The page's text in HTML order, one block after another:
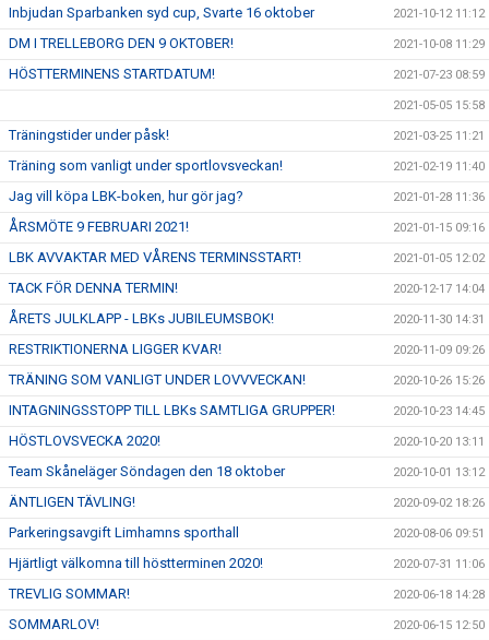
Inbjudan Sparbanken syd cup, Svarte 16 oktober 2021-10-12 11:12
DM I TRELLEBORG DEN 9 OKTOBER! 2021-10-08 11:29
HÖSTTERMINENS STARTDATUM! 2021-07-23 08:59
2021-05-05 15:58
Träningstider under påsk! 2021-03-25 11:21
Träning som vanligt under sportlovsveckan! 2021-02-19 11:40
Jag vill köpa LBK-boken, hur gör jag? 2021-01-28 11:36
ÅRSMÖTE 9 FEBRUARI 2021! 2021-01-15 09:16
LBK AVVAKTAR MED VÅRENS TERMINSSTART! 2021-01-05 12:02
TACK FÖR DENNA TERMIN! 2020-12-17 14:04
ÅRETS JULKLAPP - LBKs JUBILEUMSBOK! 2020-11-30 14:31
RESTRIKTIONERNA LIGGER KVAR! 2020-11-09 09:26
TRÄNING SOM VANLIGT UNDER LOVVVECKAN! 2020-10-26 15:26
INTAGNINGSSTOPP TILL LBKs SAMTLIGA GRUPPER! 2020-10-23 14:45
HÖSTLOVSVECKA 2020! 2020-10-20 13:11
Team Skåneläger Söndagen den 18 oktober 2020-10-01 13:12
ÄNTLIGEN TÄVLING! 2020-09-02 18:26
Parkeringsavgift Limhamns sporthall 2020-08-06 09:51
Hjärtligt välkomna till höstterminen 2020! 2020-07-31 11:06
TREVLIG SOMMAR! 2020-06-18 14:28
SOMMARLOV! 2020-06-15 12:50